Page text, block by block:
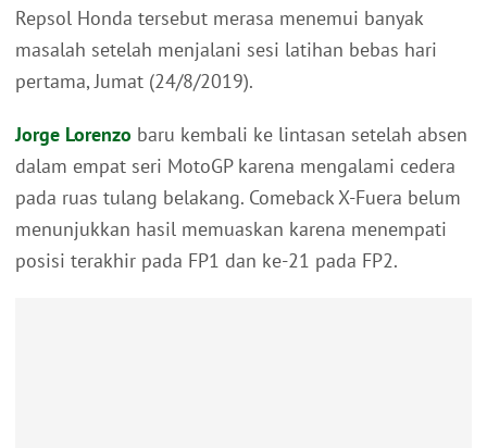
Repsol Honda tersebut merasa menemui banyak
masalah setelah menjalani sesi latihan bebas hari
pertama, Jumat (24/8/2019).
Jorge Lorenzo baru kembali ke lintasan setelah absen
dalam empat seri MotoGP karena mengalami cedera
pada ruas tulang belakang. Comeback X-Fuera belum
menunjukkan hasil memuaskan karena menempati
posisi terakhir pada FP1 dan ke-21 pada FP2.